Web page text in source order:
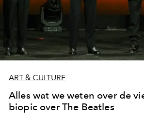
ART & CULTURE
Alles wat we weten over de
biopic over The Beatles